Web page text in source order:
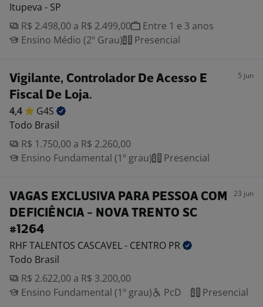
Itupeva - SP
R$ 2.498,00 a R$ 2.499,00
Entre 1 e 3 anos
Ensino Médio (2º Grau)
Presencial
Vigilante, Controlador De Acesso E
Fiscal De Loja.
5 jun
4,4
G4S
Todo Brasil
R$ 1.750,00 a R$ 2.260,00
Ensino Fundamental (1º grau)
Presencial
VAGAS EXCLUSIVA PARA PESSOA COM
DEFICIÊNCIA - NOVA TRENTO SC
#1264
23 jun
RHF TALENTOS CASCAVEL - CENTRO PR
Todo Brasil
R$ 2.622,00 a R$ 3.200,00
Ensino Fundamental (1º grau)
PcD Presencial